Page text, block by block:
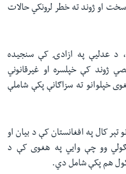
سخت او ژوند ته خطر لرونکي حالات
د عدلیې په ازادۍ کې سنجیده
ژوند کې خپلسره او غیرقانوني
خپلوانو ته سزاګانې پکې شاملې
کال په افغانستان کې د بیان او
وو چې وایي په هغوی کې د
کول هم پکې شامل دي.